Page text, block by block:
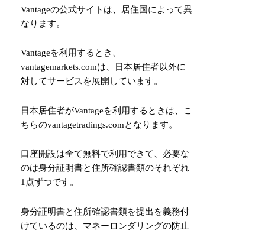
Vantageの公式サイトは、居住国によって異
なります。
Vantageを利用するとき、
vantagemarkets.comは、日本居住者以外に
対してサービスを展開しています。
日本居住者がVantageを利用するときは、こ
ちらのvantagetradings.comとなります。
口座開設は全て無料で利用できて、必要な
のは身分証明書と住所確認書類のそれぞれ
1点ずつです。
身分証明書と住所確認書類を提出を義務付
けているのは、マネーロンダリングの防止